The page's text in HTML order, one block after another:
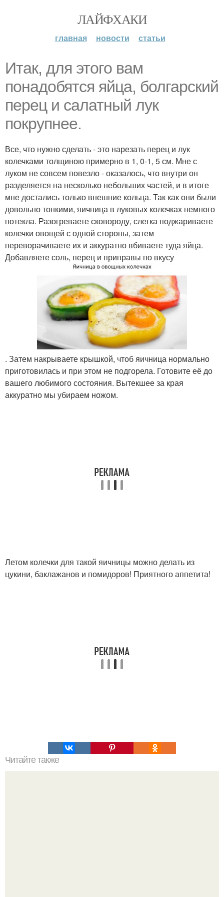
ЛАЙФХАКИ
главная новости статьи
Итак, для этого вам
понадобятся яйца, болгарский
перец и салатный лук
покрупнее.
Все, что нужно сделать - это нарезать перец и лук
колечками толщиною примерно в 1, 0-1, 5 см. Мне с
луком не совсем повезло - оказалось, что внутри он
разделяется на несколько небольших частей, и в итоге
мне достались только внешние кольца. Так как они были
довольно тонкими, яичница в луковых колечках немного
потекла. Разогреваете сковороду, слегка поджариваете
колечки овощей с одной стороны, затем
переворачиваете их и аккуратно вбиваете туда яйца.
Добавляете соль, перец и приправы по вкусу
. Затем накрываете крышкой, чтоб яичница нормально
приготовилась и при этом не подгорела. Готовите её до
вашего любимого состояния. Вытекшее за края
аккуратно мы убираем ножом.
Летом колечки для такой яичницы можно делать из
цукини, баклажанов и помидоров! Приятного аппетита!
Читайте также